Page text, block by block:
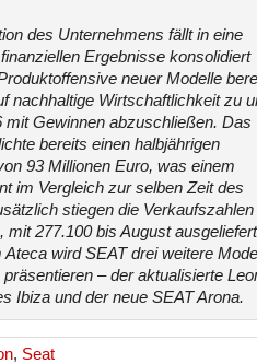
des Unternehmens fällt in eine
Ergebnisse konsolidiert
neuer Modelle
nachhaltige Wirtschaftlichkeit zu
mit Gewinnen abzuschließen. Das
bereits einen halbjährigen
93 Millionen Euro, was einem
im Vergleich zur selben Zeit des
stiegen die Verkaufszahlen
mit 277.100 bis August
wird SEAT drei weitere
– der aktualisierte
Ibiza und der neue SEAT Arona.
, Seat